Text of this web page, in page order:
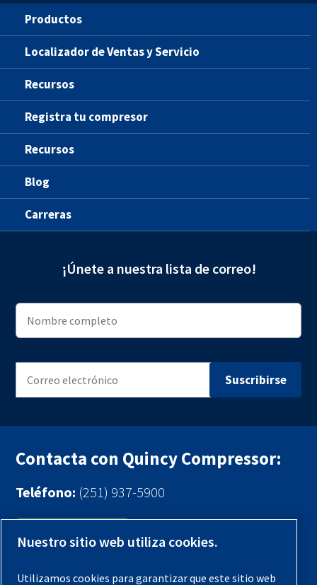
Productos
Localizador de Ventas y Servicio
Recursos
Registra tu compresor
Recursos
Blog
Carreras
¡Únete a nuestra lista de correo!
Contacta con Quincy Compressor:
Teléfono: (251) 937-5900
Contáctenos
Registra tu compresor
Nuestro sitio web utiliza cookies.
Utilizamos cookies para garantizar que este sitio web